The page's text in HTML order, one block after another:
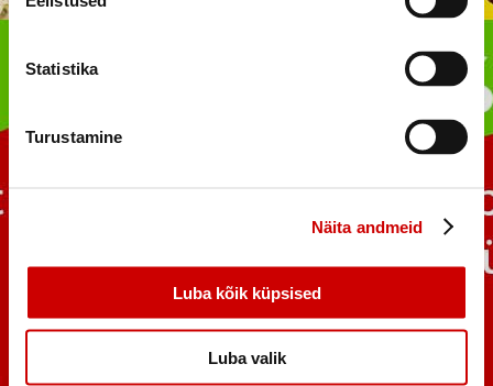
Statistika
Turustamine
Näita andmeid
Luba kõik küpsised
Luba valik